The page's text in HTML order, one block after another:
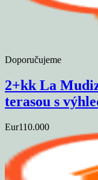
Doporučujeme
2+kk La
terasou s
Eur110.000